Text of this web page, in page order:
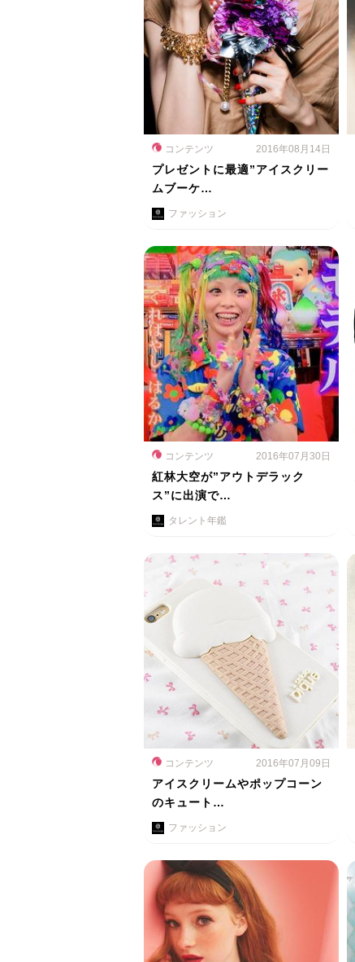
コンテンツ 2016年08月14日
プレゼントに最適”アイスクリー
ムブーケ…
ファッション
コンテンツ 2016年07月30日
紅林大空が”アウトデラック
ス”に出演で…
タレント年鑑
コンテンツ 2016年07月09日
アイスクリームやポップコーン
のキュート…
ファッション